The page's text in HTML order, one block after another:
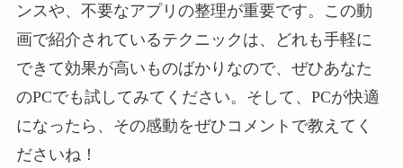
ンスや、不要なアプリの整理が重要です。この動
画で紹介されているテクニックは、どれも手軽に
できて効果が高いものばかりなので、ぜひあなた
のPCでも試してみてください。そして、PCが快適
になったら、その感動をぜひコメントで教えてく
ださいね！